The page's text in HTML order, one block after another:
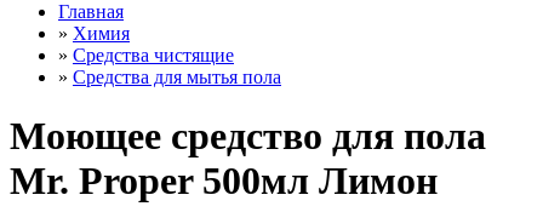
Главная
» Химия
» Средства чистящие
» Средства для мытья пола
Моющее средство для пола
Mr. Proper 500мл Лимон